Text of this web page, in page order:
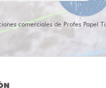
comerciales de Profes